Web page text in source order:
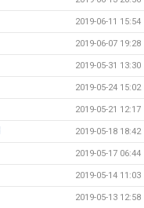
2019-06-11 15:54
2019-06-07 19:28
2019-05-31 13:30
2019-05-24 15:02
2019-05-21 12:17
2019-05-18 18:42
2019-05-17 06:44
2019-05-14 11:03
2019-05-13 12:58